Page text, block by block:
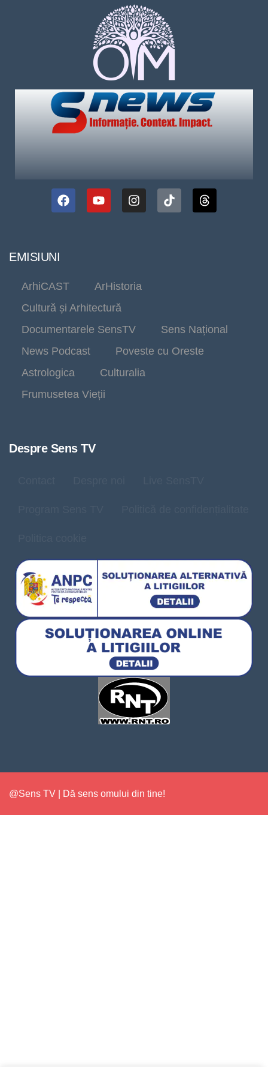
EMISIUNI
ArhiCAST
ArHistoria
Cultură și Arhitectură
Documentarele SensTV
Sens Național
News Podcast
Poveste cu Oreste
Astrologica
Culturalia
Frumusetea Vieții
Despre Sens TV
@Sens TV | Dă sens omului din tine!